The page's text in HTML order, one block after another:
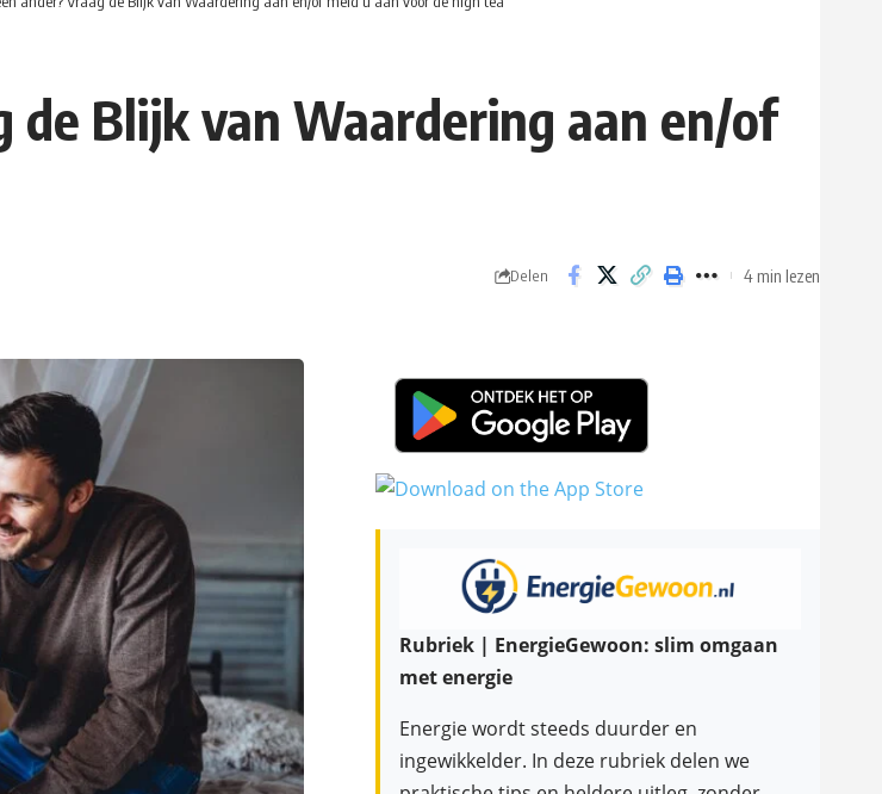
de Blijk van Waardering aan en/of
Delen 4 min lezen
Rubriek | EnergieGewoon: slim omgaan
met energie
Energie wordt steeds duurder en
ingewikkelder. In deze rubriek delen we